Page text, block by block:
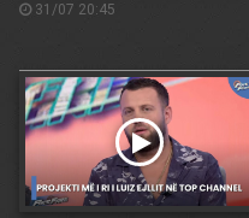
31/07 20:45